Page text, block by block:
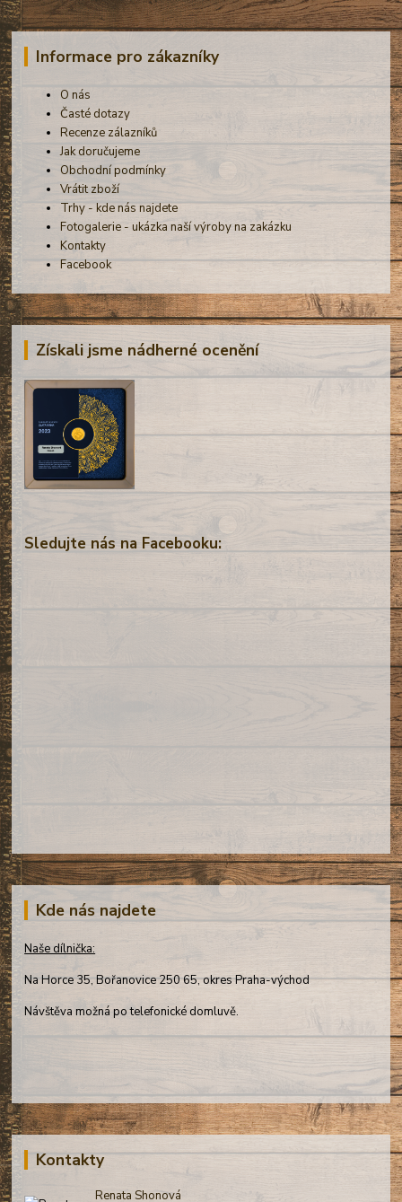
Informace pro zákazníky
O nás
Časté dotazy
Recenze zálazníků
Jak doručujeme
Obchodní podmínky
Vrátit zboží
Trhy - kde nás najdete
Fotogalerie - ukázka naší výroby na zakázku
Kontakty
Facebook
Získali jsme nádherné ocenění
Sledujte nás na Facebooku:
Kde nás najdete
Naše dílnička:
Na Horce 35, Bořanovice 250 65, okres Praha-východ
Návštěva možná po telefonické domluvě.
Kontakty
Renata Shonová